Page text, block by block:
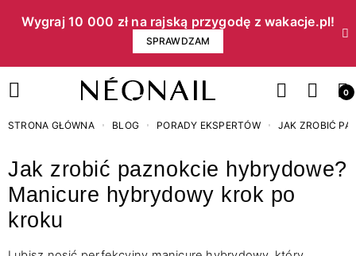
Wygraj 10 000 zł na rajską przygodę z wakacje.pl!​
SPRAWDZAM
0
STRONA GŁÓWNA BLOG PORADY EKSPERTÓW JAK ZROBIĆ
Jak zrobić paznokcie hybrydowe?
Manicure hybrydowy krok po
kroku